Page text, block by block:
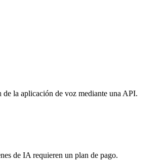
de la aplicación de voz mediante una API.
de IA requieren un plan de pago.